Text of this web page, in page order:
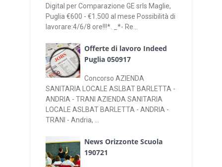
Digital per Comparazione GE srls Maglie,
Puglia €600 - €1.500 al mese Possibilità di
lavorare:4/6/8 ore!!!*. _*- Re...
Offerte di lavoro Indeed
Puglia 050917
Concorso AZIENDA
SANITARIA LOCALE ASLBAT BARLETTA -
ANDRIA - TRANI AZIENDA SANITARIA
LOCALE ASLBAT BARLETTA - ANDRIA -
TRANI - Andria, ...
News Orizzonte Scuola
190721